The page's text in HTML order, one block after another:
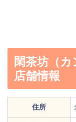
閑茶坊（
店舗情報
住所